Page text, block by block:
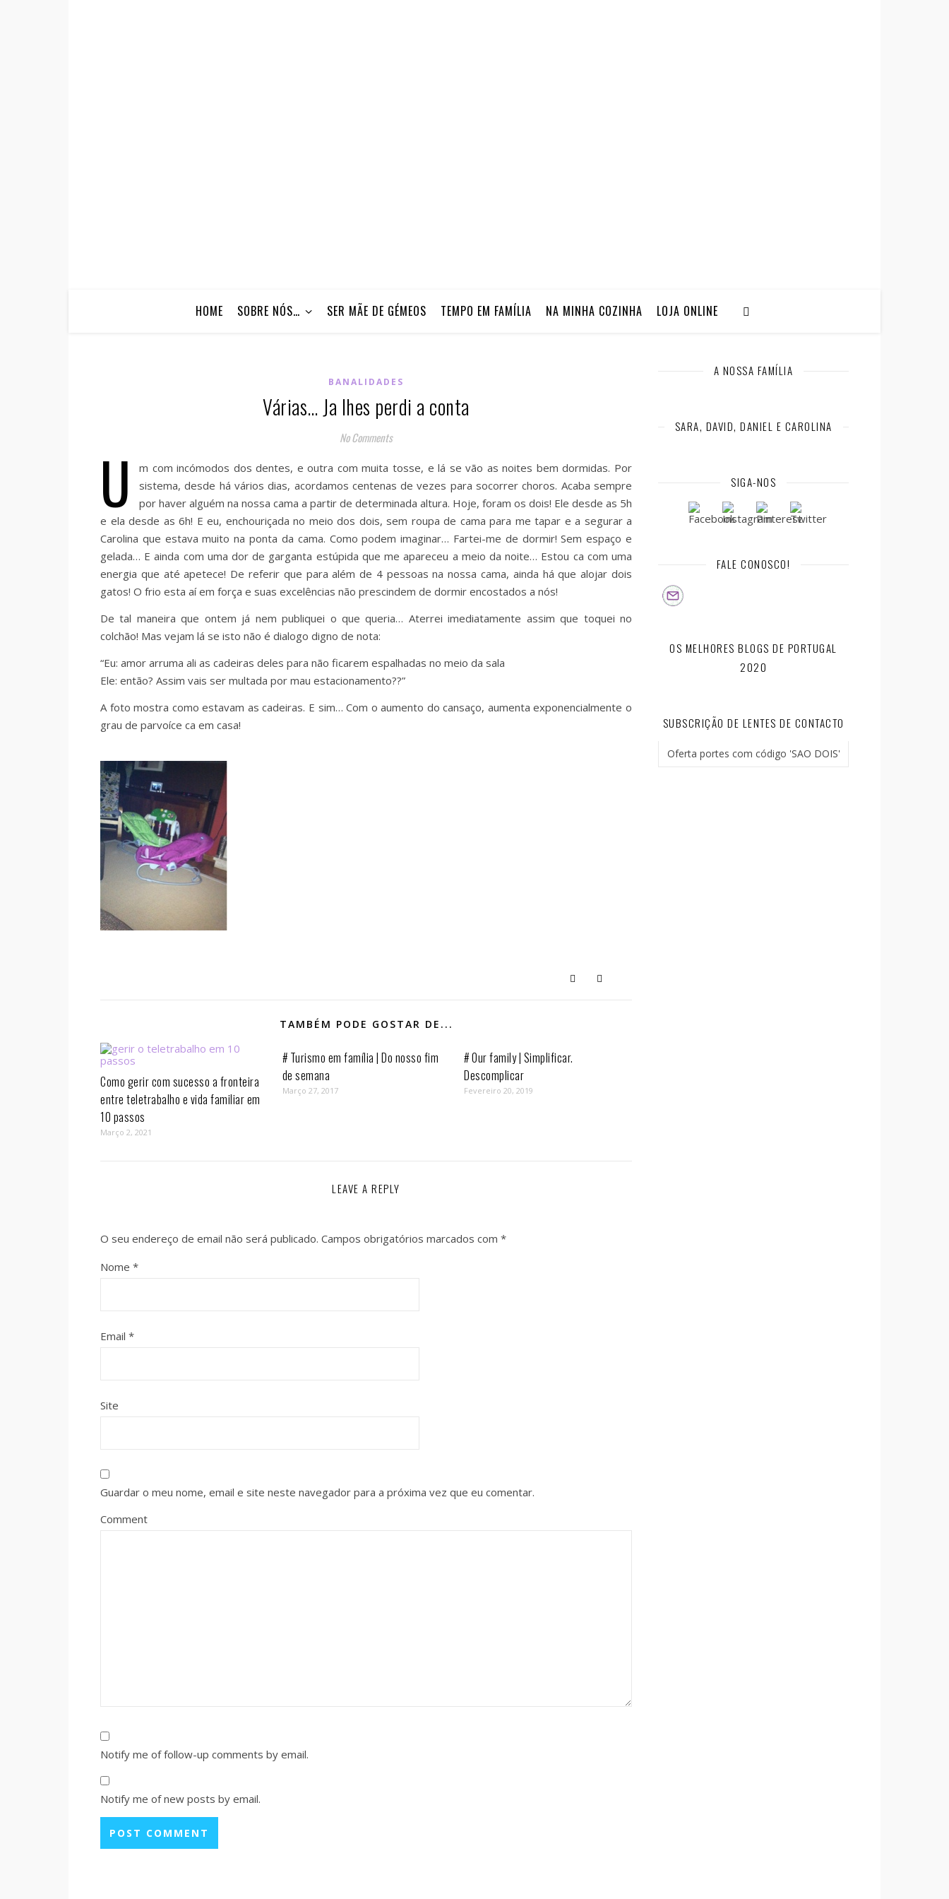
HOME SOBRE NÓS… SER MÃE DE GÉMEOS TEMPO EM FAMÍLIA NA MINHA COZINHA LOJA ONLINE
BANALIDADES
Várias… Ja lhes perdi a conta
No Comments
U
m com incómodos dos dentes, e outra com muita tosse, e lá se vão as noites bem dormidas. Por
sistema, desde há vários dias, acordamos centenas de vezes para socorrer choros. Acaba sempre
por haver alguém na nossa cama a partir de determinada altura. Hoje, foram os dois! Ele desde as 5h
e ela desde as 6h! E eu, enchouriçada no meio dos dois, sem roupa de cama para me tapar e a segurar a
Carolina que estava muito na ponta da cama. Como podem imaginar… Fartei-me de dormir! Sem espaço e
gelada… E ainda com uma dor de garganta estúpida que me apareceu a meio da noite… Estou ca com uma
energia que até apetece! De referir que para além de 4 pessoas na nossa cama, ainda há que alojar dois
gatos! O frio esta aí em força e suas excelências não prescindem de dormir encostados a nós!
De tal maneira que ontem já nem publiquei o que queria… Aterrei imediatamente assim que toquei no
colchão! Mas vejam lá se isto não é dialogo digno de nota:
“Eu: amor arruma ali as cadeiras deles para não ficarem espalhadas no meio da sala
Ele: então? Assim vais ser multada por mau estacionamento??”
A foto mostra como estavam as cadeiras. E sim… Com o aumento do cansaço, aumenta exponencialmente o
grau de parvoíce ca em casa!
TAMBÉM PODE GOSTAR DE...
Como gerir com sucesso a fronteira
entre teletrabalho e vida familiar em
10 passos⁣
Março 2, 2021
# Turismo em família | Do nosso fim
de semana
Março 27, 2017
# Our family | Simplificar.
Descomplicar
Fevereiro 20, 2019
LEAVE A REPLY
O seu endereço de email não será publicado. Campos obrigatórios marcados com *
Nome *
Email *
Site
Guardar o meu nome, email e site neste navegador para a próxima vez que eu comentar.
Comment
Notify me of follow-up comments by email.
Notify me of new posts by email.
A NOSSA FAMÍLIA
SARA, DAVID, DANIEL E CAROLINA
SIGA-NOS
FALE CONOSCO!
OS MELHORES BLOGS DE PORTUGAL
2020
SUBSCRIÇÃO DE LENTES DE CONTACTO
Oferta portes com código 'SAO DOIS'